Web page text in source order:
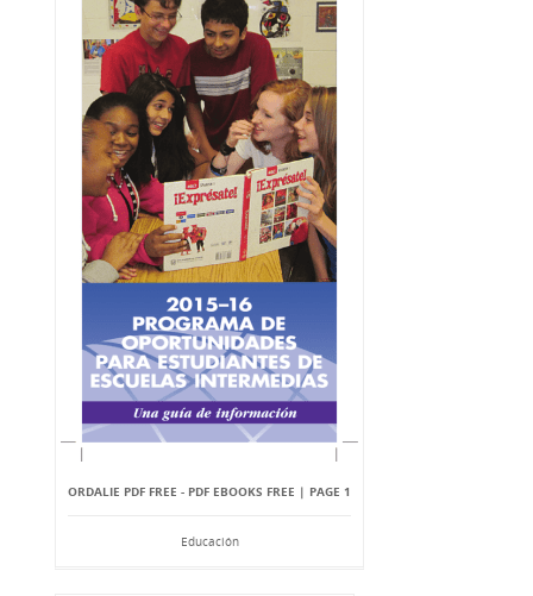
ORDALIE PDF FREE - PDF EBOOKS FREE | PAGE 1
Educación